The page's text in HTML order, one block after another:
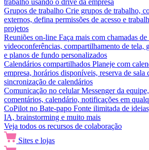
trabalho usando o drive da empresa
Grupos de trabalho Crie grupos de trabalho,
externos, defina permissões de acesso e
projetos
Reuniões on-line Faça mais com chamadas
videoconferências, compartilhamento de tela,
e planos de fundo personalizados
Calendários compartilhados Planeje com
empresa, horários disponíveis, reserva de sala
sincronização de calendários
Comunicação no celular Messenger da
comentários, calendário, notificações em
CoPilot no Bate-papo Fonte ilimitada de
IA, brainstorming e muito mais
Veja todos os recursos de colaboração
Sites e lojas